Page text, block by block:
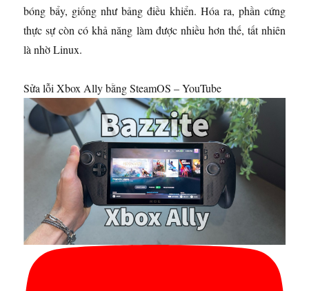
bóng bẩy, giống như bảng điều khiển. Hóa ra, phần cứng
thực sự còn có khả năng làm được nhiều hơn thế, tất nhiên
là nhờ Linux.
Sửa lỗi Xbox Ally bằng SteamOS – YouTube